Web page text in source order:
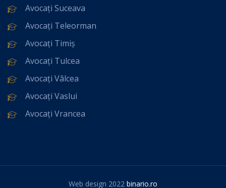
Avocați Suceava
Avocați Teleorman
Avocați Timiș
Avocați Tulcea
Avocați Vâlcea
Avocați Vaslui
Avocați Vrancea
Web design 2022 binario.ro